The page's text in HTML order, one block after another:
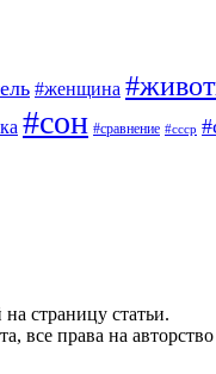
#женщина
#сон #сравнение #ссср
страницу статьи.
все права на